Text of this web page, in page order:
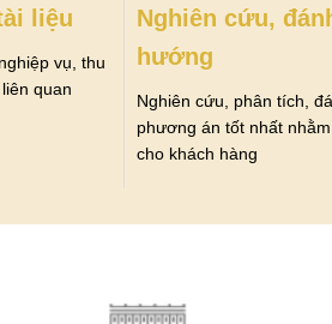
liệu
vụ, thu
quan
Nghiên cứu,
hướng
Nghiên cứu, phân tích,
phương án tốt nhất
cho khách hàng